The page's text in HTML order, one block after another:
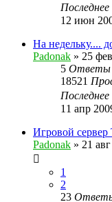
12 июн
На недельку....
Padonak » 25
5 Ответы
18521
11 апр
Игровой сервер
Padonak » 21
1
2
23